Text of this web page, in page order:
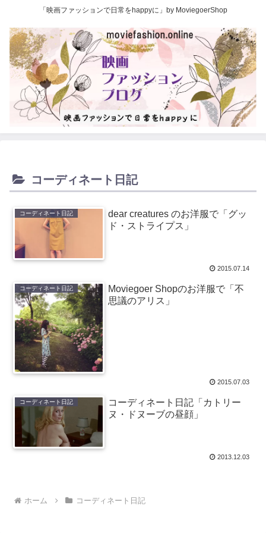
「映画ファッションで日常をhappyに」by MoviegoerShop
コーディネート日記
コーディネート日記
dear creatures のお洋服で「グッ
ド・ストライプス」
2015.07.14
コーディネート日記
Moviegoer Shopのお洋服で「不
思議のアリス」
2015.07.03
コーディネート日記
コーディネート日記「カトリー
ヌ・ドヌーブの昼顔」
2013.12.03
ホーム コーディネート日記